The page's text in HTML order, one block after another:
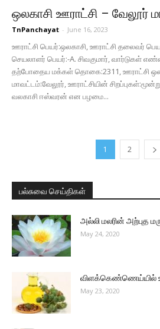
ஒலகாசி ஊராட்சி – வேலூர்
TnPanchayat - June 16, 2023
ஊராட்சி பெயர்:ஒலகாசி, ஊராட்சி தலைவர்
செயலாளர் பெயர்:-A. சிவகுமார், வார்டுகள்
தற்போதைய மக்கள் தொகை:2311, ஊராட்சி
மாவட்டம்:வேலூர், ஊராட்சியின்
வலகாசி ஈஸ்வரன் என பழமை...
1 2
பல்சுவை செய்திகள்
அல்லி மலரின் அற்புத
May 24, 2020
விளக்கெண்ணெய்யில்
May 23, 2020